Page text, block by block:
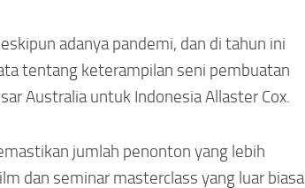
adanya pandemi, dan di tahun ini
tentang keterampilan seni pembuatan
Australia untuk Indonesia Allaster Cox.
jumlah penonton yang lebih
dan seminar masterclass yang luar biasa